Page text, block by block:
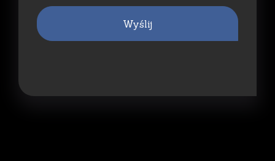
Wyślij